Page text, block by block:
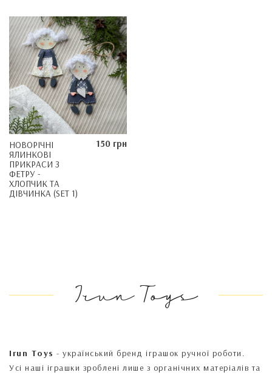
НОВОРІЧНІ
ЯЛИНКОВІ
ПРИКРАСИ З
ФЕТРУ -
ХЛОПЧИК ТА
ДІВЧИНКА (SET 1)
150 грн
Irun Toys
Irun Toys - український бренд іграшок ручної роботи.
Усі наші іграшки зроблені лише з органічних матеріалів та